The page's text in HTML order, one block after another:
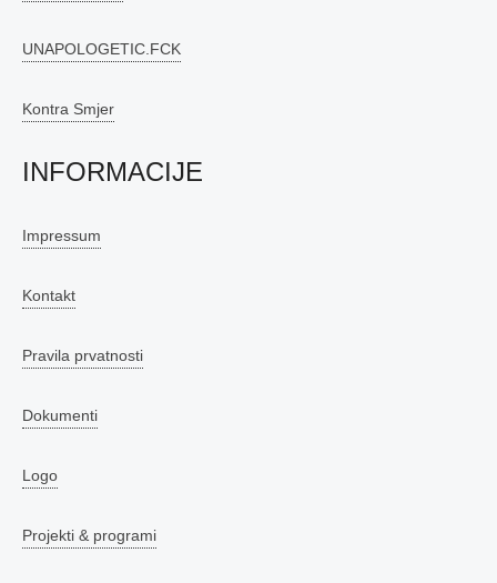
UNAPOLOGETIC.FCK
Kontra Smjer
INFORMACIJE
Impressum
Kontakt
Pravila prvatnosti
Dokumenti
Logo
Projekti & programi